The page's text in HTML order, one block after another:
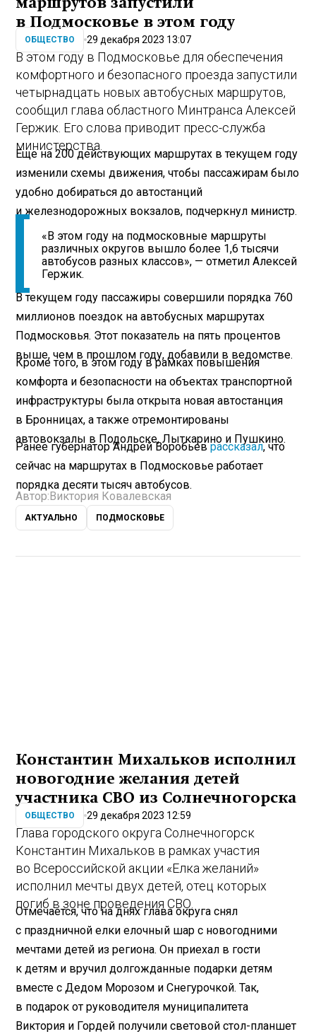
в Подмосковье в этом году
ОБЩЕСТВО 29 декабря 2023 13:07
В этом году в Подмосковье для обеспечения
комфортного и безопасного проезда запустили
четырнадцать новых автобусных маршрутов,
сообщил глава областного Минтранса Алексей
Гержик. Его слова приводит пресс-служба
министерства.
Еще на 200 действующих маршрутах в текущем году
изменили схемы движения, чтобы пассажирам было
удобно добираться до автостанций
и железнодорожных вокзалов, подчеркнул министр.
«В этом году на подмосковные маршруты
различных округов вышло более 1,6 тысячи
автобусов разных классов», — отметил Алексей
Гержик.
В текущем году пассажиры совершили порядка 760
миллионов поездок на автобусных маршрутах
Подмосковья. Этот показатель на пять процентов
выше, чем в прошлом году, добавили в ведомстве.
Кроме того, в этом году в рамках повышения
комфорта и безопасности на объектах транспортной
инфраструктуры была открыта новая автостанция
в Бронницах, а также отремонтированы
автовокзалы в Подольске, Лыткарино и Пушкино.
Ранее губернатор Андрей Воробьеврассказал, что
сейчас на маршрутах в Подмосковье работает
порядка десяти тысяч автобусов.
Автор: Виктория Ковалевская
АКТУАЛЬНО ПОДМОСКОВЬЕ
Константин Михальков исполнил
новогодние желания детей
участника СВО из Солнечногорска
ОБЩЕСТВО 29 декабря 2023 12:59
Глава городского округа Солнечногорск
Константин Михальков в рамках участия
во Всероссийской акции «Елка желаний»
исполнил мечты двух детей, отец которых
погиб в зоне проведения СВО.
Отмечается, что на днях глава округа снял
с праздничной елки елочный шар с новогодними
мечтами детей из региона. Он приехал в гости
к детям и вручил долгожданные подарки детям
вместе с Дедом Морозом и Снегурочкой. Так,
в подарок от руководителя муниципалитета
Виктория и Гордей получили световой стол-планшет